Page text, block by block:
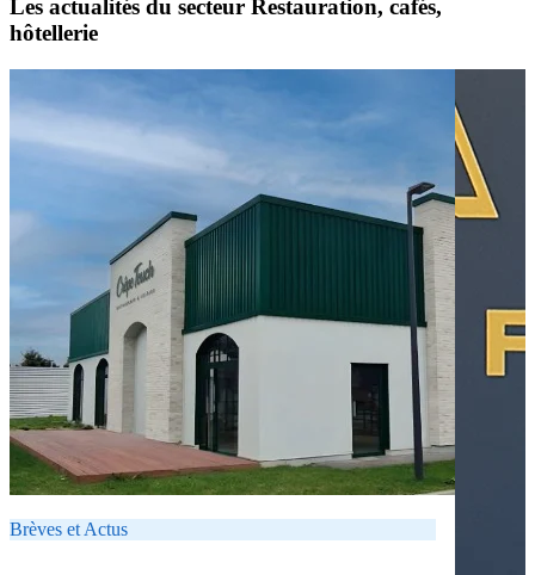
Les actualités du secteur Restauration, cafés,
hôtellerie
Brèves et Actus